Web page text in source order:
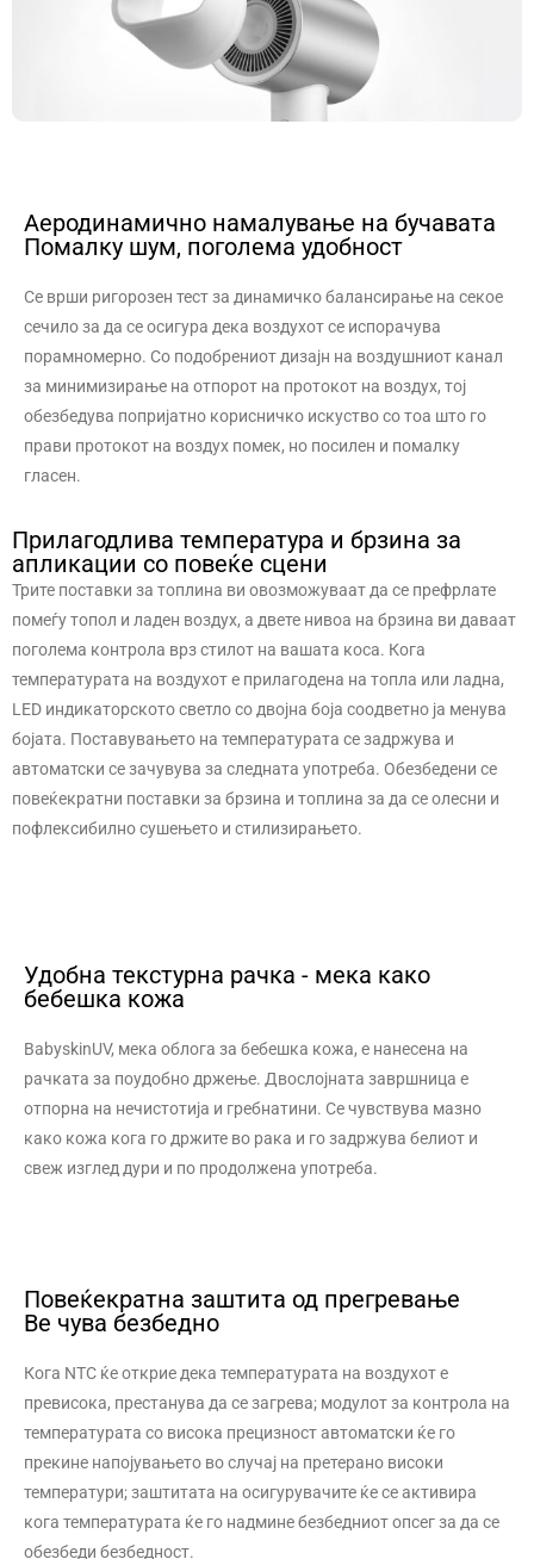
Аеродинамично намалување на бучавата
Помалку шум, поголема удобност
Се врши ригорозен тест за динамичко балансирање на секое
сечило за да се осигура дека воздухот се испорачува
порамномерно. Со подобрениот дизајн на воздушниот канал
за минимизирање на отпорот на протокот на воздух, тој
обезбедува попријатно корисничко искуство со тоа што го
прави протокот на воздух помек, но посилен и помалку
гласен.
Прилагодлива температура и брзина за
апликации со повеќе сцени
Трите поставки за топлина ви овозможуваат да се префрлате
помеѓу топол и ладен воздух, а двете нивоа на брзина ви даваат
поголема контрола врз стилот на вашата коса. Кога
температурата на воздухот е прилагодена на топла или ладна,
LED индикаторското светло со двојна боја соодветно ја менува
бојата. Поставувањето на температурата се задржува и
автоматски се зачувува за следната употреба. Обезбедени се
повеќекратни поставки за брзина и топлина за да се олесни и
пофлексибилно сушењето и стилизирањето.
Удобна текстурна рачка - мека како
бебешка кожа
BabyskinUV, мека облога за бебешка кожа, е нанесена на
рачката за поудобно држење. Двослојната завршница е
отпорна на нечистотија и гребнатини. Се чувствува мазно
како кожа кога го држите во рака и го задржува белиот и
свеж изглед дури и по продолжена употреба.
Повеќекратна заштита од прегревање
Ве чува безбедно
Кога NTC ќе открие дека температурата на воздухот е
превисока, престанува да се загрева; модулот за контрола на
температурата со висока прецизност автоматски ќе го
прекине напојувањето во случај на претерано високи
температури; заштитата на осигурувачите ќе се активира
кога температурата ќе го надмине безбедниот опсег за да се
обезбеди безбедност.